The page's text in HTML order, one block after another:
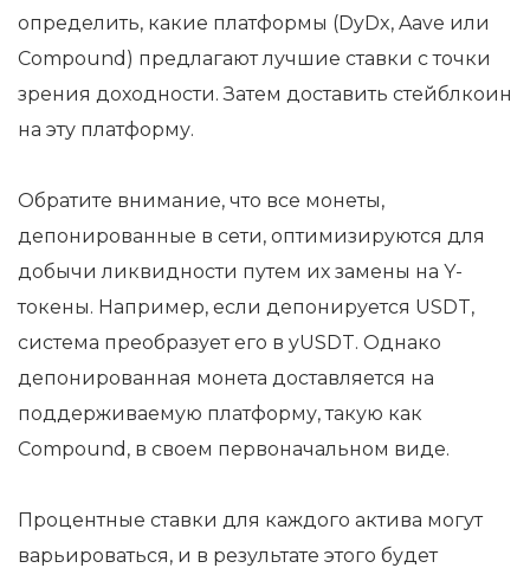
определить, какие платформы (DyDx, Aave или
Compound) предлагают лучшие ставки с точки
зрения доходности. Затем доставить стейблкоин
на эту платформу.
Обратите внимание, что все монеты,
депонированные в сети, оптимизируются для
добычи ликвидности путем их замены на Y-
токены. Например, если депонируется USDT,
система преобразует его в yUSDT. Однако
депонированная монета доставляется на
поддерживаемую платформу, такую как
Compound, в своем первоначальном виде.
Процентные ставки для каждого актива могут
варьироваться, и в результате этого будет